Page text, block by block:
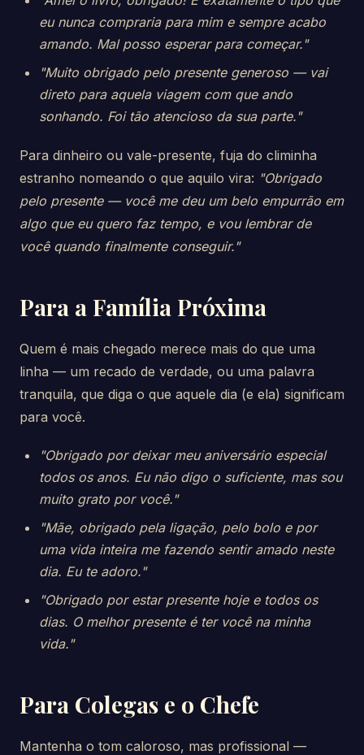
eu nunca compraria para mim e sempre acabo
amando. Mal posso esperar para começar."
"Muito obrigado pelo presente generoso — vai
direto para aquela viagem com que ando
sonhando. Foi tão atencioso da sua parte."
Para dinheiro ou vale-presente, fuja do climinha
estranho nomeando o que aquilo vira: "Obrigado
pelo presente — você me deu um belo empurrão em
algo que eu quero faz tempo, e vou lembrar de
você quando finalmente conseguir."
Para a Família Próxima
Quem é mais chegado merece mais do que uma
linha — um recado de verdade, ou uma palavra
tranquila, que diga o que aquele dia (e ela) significam
para você.
"Obrigado por deixar meu aniversário especial
todos os anos. Eu não digo o suficiente, mas sou
muito grato por você."
"Mãe, obrigado pela ligação, pelo bolo e por
uma vida inteira me fazendo sentir amado neste
dia. Eu te adoro."
"Obrigado por estar presente hoje e todos os
dias. O melhor presente é ter você na minha
vida."
Para Colegas e o Chefe
Mantenha o tom caloroso, mas profissional —